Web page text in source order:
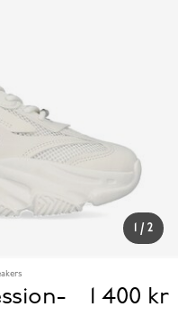
/ 2
Pris
1 400 kr